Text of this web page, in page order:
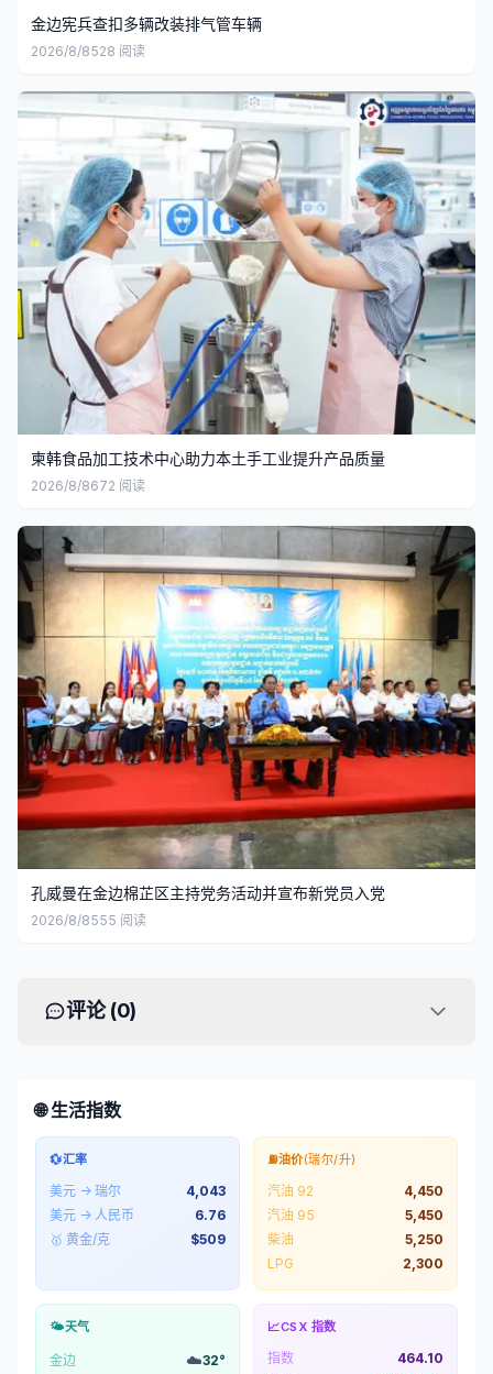
金边宪兵查扣多辆改装排气管车辆
2026/8/8528 阅读
柬韩食品加工技术中心助力本土手工业提升产品质量
2026/8/8672 阅读
孔威曼在金边棉芷区主持党务活动并宣布新党员入党
2026/8/8555 阅读
评论 (0)
🌐 生活指数
💱汇率
美元 → 瑞尔
4,043
美元 → 人民币
6.76
🥇 黄金/克
$509
⛽油价(瑞尔/升)
汽油 92
4,450
汽油 95
5,450
柴油
5,250
LPG
2,300
🌤️天气
金边 ☁️32°
📈CSX 指数
指数
464.10